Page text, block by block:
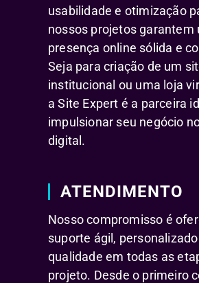
usabilidade e otimização
nossos projetos garantem
presença online sólida e
Seja para criação de um
institucional ou uma loja
a Site Expert é a parceira
impulsionar seu negócio
digital.
ATENDIMENTO
Nosso compromisso é
suporte ágil,
qualidade em todas as
projeto. Desde o primeiro